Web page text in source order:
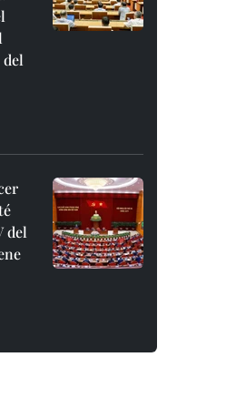
del